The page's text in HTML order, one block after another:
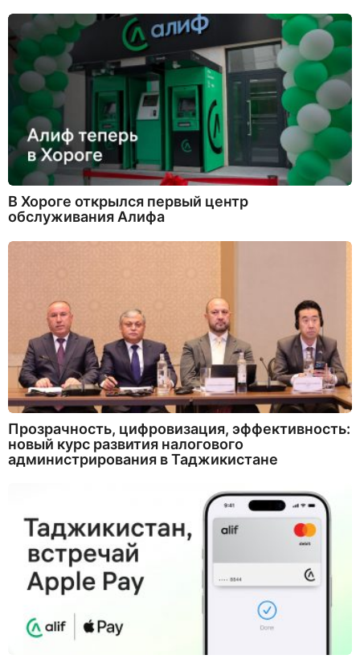
В Хороге открылся первый центр
обслуживания Алифа
Прозрачность, цифровизация, эффективность:
новый курс развития налогового
администрирования в Таджикистане